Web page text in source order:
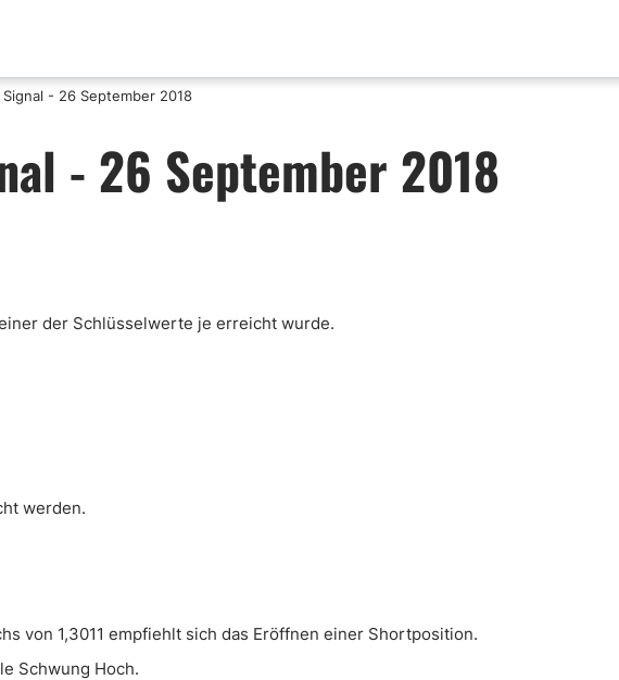
News
Analyse
Di Base Forex
EUR-USD
GBP-USD
Signal - 26 September 2018
- 26 September 2018
der Schlüsselwerte je erreicht wurde.
werden.
von 1,3011 empfiehlt sich das Eröffnen einer Shortposition.
Schwung Hoch.